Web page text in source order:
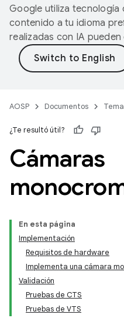
Google utiliza tecnología
contenido a tu idioma
realizadas con IA
AOSP Documentos
¿Te resultó útil?
Cámaras
En esta página
Implementación
Requisitos de hardware
Implementa una cámara
Validación
Pruebas de CTS
Pruebas de VTS